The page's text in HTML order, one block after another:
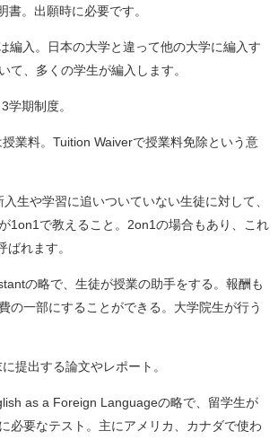
書。出願時に必要です。
編入。日本の大学と違って他の大学に編入す
て、多くの学生が編入します。
学期制度。
業料。Tuition Waiverで授業料免除という意
生や学習に追いついていない生徒に対して、
1on1で教えること。2on1の場合もあり、これ
ばれます。
の略で、生徒が授業の助手をする。報酬も
の一部にすることができる。大学院生が行う
提出する論文やレポート。
as a Foreign Languageの略で、留学生が
必要なテスト。主にアメリカ、カナダで使わ